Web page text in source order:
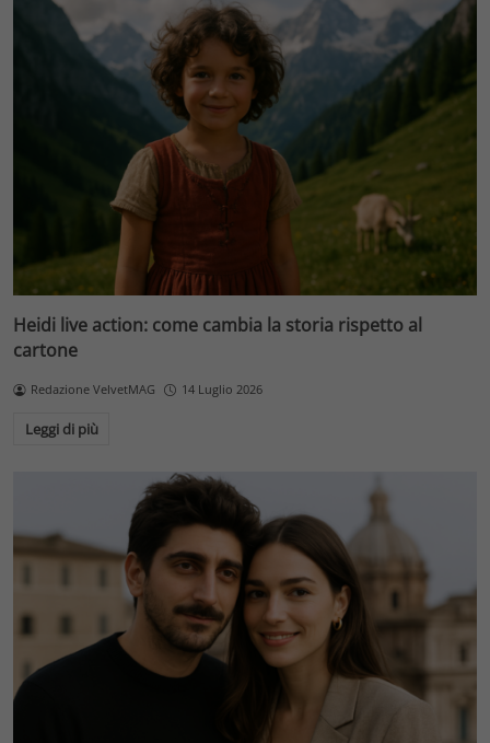
Heidi live action: come cambia la storia rispetto al
cartone
Redazione VelvetMAG 14 Luglio 2026
Leggi di più